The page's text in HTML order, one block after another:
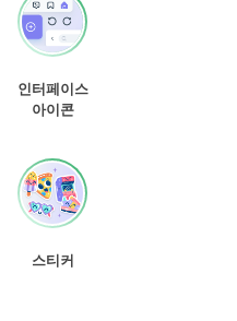
인터페이스
아이콘
스티커